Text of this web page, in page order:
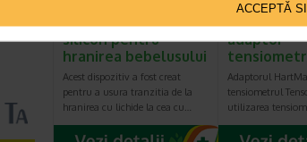
ACCEPTĂ
Adora Dispozitiv din
silicon pentru
hranirea bebelusului
Acest dispozitiv a fost creat
pentru a usura tranzitia de la
hranirea cu lichide la cea cu…
HartMann
adaptor
Adaptorul
tensiometrul
utilizarea